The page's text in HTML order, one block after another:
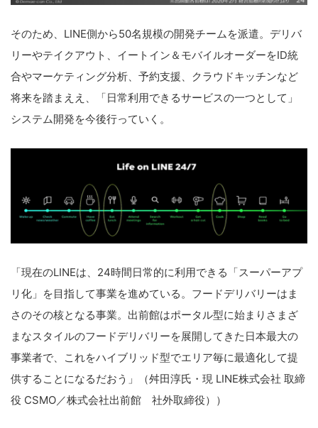
そのため、LINE側から50名規模の開発チームを派遣。デリバ
リーやテイクアウト、イートイン＆モバイルオーダーをID統
合やマーケティング分析、予約支援、クラウドキッチンなど
将来を踏まええ、「日常利用できるサービスの一つとして」
システム開発を今後行っていく。
「現在のLINEは、24時間日常的に利用できる「スーパーアプ
リ化」を目指して事業を進めている。フードデリバリーはま
さのその核となる事業。出前館はポータル型に始まりさまざ
まなスタイルのフードデリバリーを展開してきた日本最大の
事業者で、これをハイブリッド型でエリア毎に最適化して提
供することになるだおう」（舛田淳氏・現 LINE株式会社 取締
役 CSMO／株式会社出前館 社外取締役））